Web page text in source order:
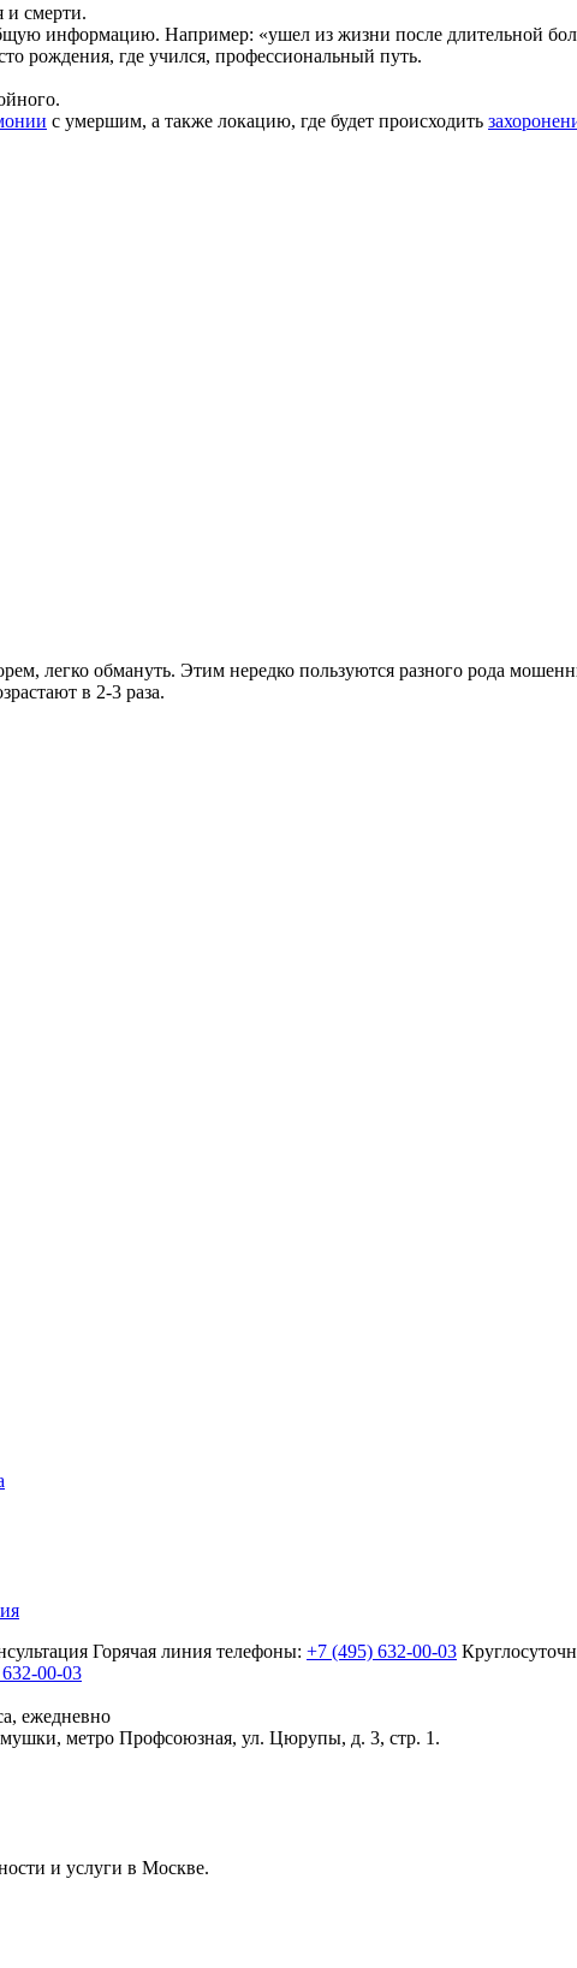
смерти.
информацию. Например: «ушел из жизни после длительной
рождения, где учился, профессиональный путь.
с умершим, а также локацию, где будет происходить
легко обмануть. Этим нередко пользуются разного рода
в 2-3 раза.
Горячая линия телефоны: +7 (495) 632-00-03
00-03
ежедневно
метро Профсоюзная, ул. Цюрупы, д. 3, стр. 1.
и услуги в Москве.